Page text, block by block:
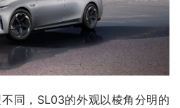
同，SL03的外观以棱角分明的